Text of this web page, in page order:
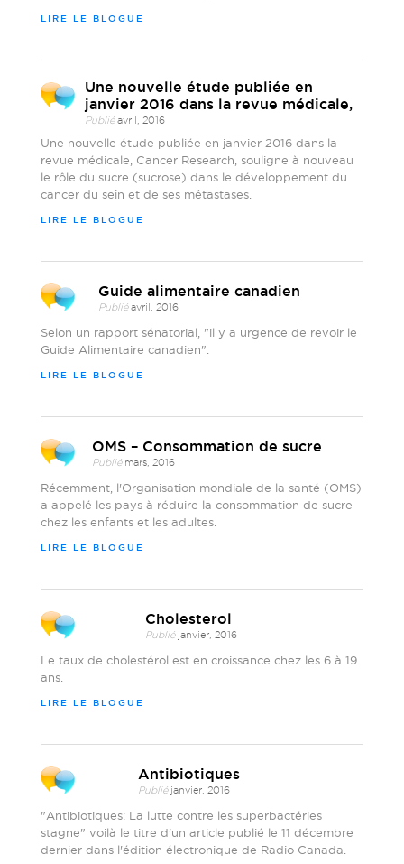
LIRE LE BLOGUE
Une nouvelle étude publiée en
janvier 2016 dans la revue médicale,
Publiéavril, 2016
Une nouvelle étude publiée en janvier 2016 dans la
revue médicale, Cancer Research, souligne à nouveau
le rôle du sucre (sucrose) dans le développement du
cancer du sein et de ses métastases.
LIRE LE BLOGUE
Guide alimentaire canadien
Publiéavril, 2016
Selon un rapport sénatorial, "il y a urgence de revoir le
Guide Alimentaire canadien".
LIRE LE BLOGUE
OMS – Consommation de sucre
Publié mars, 2016
Récemment, l'Organisation mondiale de la santé (OMS)
a appelé les pays à réduire la consommation de sucre
chez les enfants et les adultes.
LIRE LE BLOGUE
Cholesterol
Publié janvier, 2016
Le taux de cholestérol est en croissance chez les 6 à 19
ans.
LIRE LE BLOGUE
Antibiotiques
Publié janvier, 2016
"Antibiotiques: La lutte contre les superbactéries
stagne" voilà le titre d'un article publié le 11 décembre
dernier dans l'édition électronique de Radio Canada.